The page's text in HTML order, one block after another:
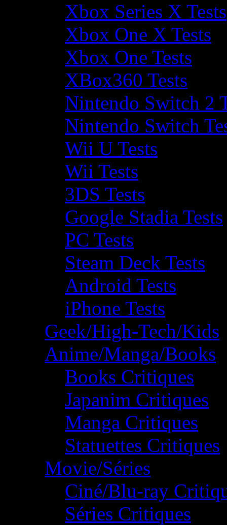
Xbox Series X Tests
Xbox One X Tests
Xbox One Tests
XBox360 Tests
Nintendo Switch 2
Nintendo Switch
Wii U Tests
Wii Tests
3DS Tests
Google Stadia Tests
PC Tests
Steam Deck Tests
Android Tests
iPhone Tests
Geek/High-Tech/Kids
Anime/Manga/Books
Books Critiques
Japanim Critiques
Manga Critiques
Statuettes Critiques
Movie/Séries
Ciné/Blu-ray
Séries Critiques